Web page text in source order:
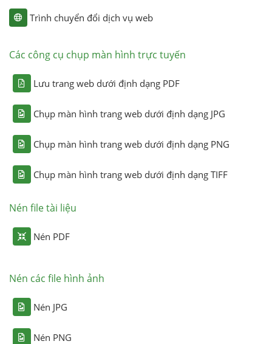
Trình chuyển đổi dịch vụ web
Các công cụ chụp màn hình trực tuyến
Lưu trang web dưới định dạng PDF
Chụp màn hình trang web dưới định dạng JPG
Chụp màn hình trang web dưới định dạng PNG
Chụp màn hình trang web dưới định dạng TIFF
Nén file tài liệu
Nén PDF
Nén các file hình ảnh
Nén JPG
Nén PNG